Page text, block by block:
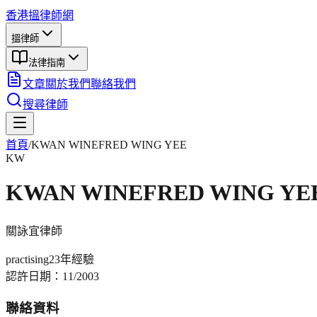
香港搵律師網
搵律師
法律指南
文章關於我們聯絡我們
搜尋律師
首頁/KWAN WINEFRED WING YEE
KW
KWAN WINEFRED WING
關詠宜律師
practising23年經驗
認許日期： 11/2003
聯絡資料